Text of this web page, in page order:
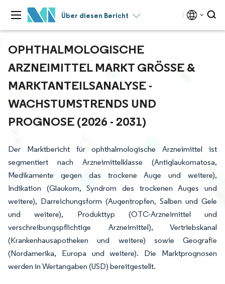
Über diesen Bericht
OPHTHALMOLOGISCHE
ARZNEIMITTEL MARKT GRÖSSE & M
ARKTANTEILSANALYSE - W
ACHSTUMSTRENDS UND P
ROGNOSE (2026 - 2031)
Der Marktbericht für ophthalmologische Arzneimittel ist
segmentiert nach Arzneimittelklasse (Antiglaukomatosa,
Medikamente gegen das trockene Auge und weitere),
Indikation (Glaukom, Syndrom des trockenen Auges und
weitere), Darreichungsform (Augentropfen, Salben und Gele
und weitere), Produkttyp (OTC-Arzneimittel und
verschreibungspflichtige Arzneimittel), Vertriebskanal
(Krankenhausapotheken und weitere) sowie Geografie
(Nordamerika, Europa und weitere). Die Marktprognosen
werden in Wertangaben (USD) bereitgestellt.